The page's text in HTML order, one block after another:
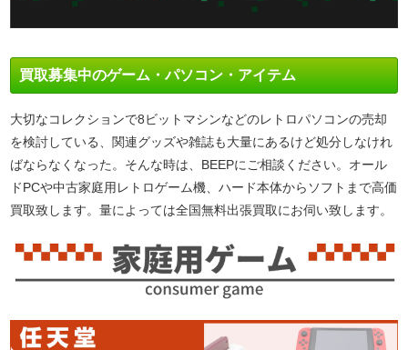
買取募集中のゲーム・パソコン・アイテム
大切なコレクションで8ビットマシンなどのレトロパソコンの売却
を検討している、関連グッズや雑誌も大量にあるけど処分しなけれ
ばならなくなった。そんな時は、BEEPにご相談ください。オール
ドPCや中古家庭用レトロゲーム機、ハード本体からソフトまで高価
買取致します。量によっては全国無料出張買取にお伺い致します。